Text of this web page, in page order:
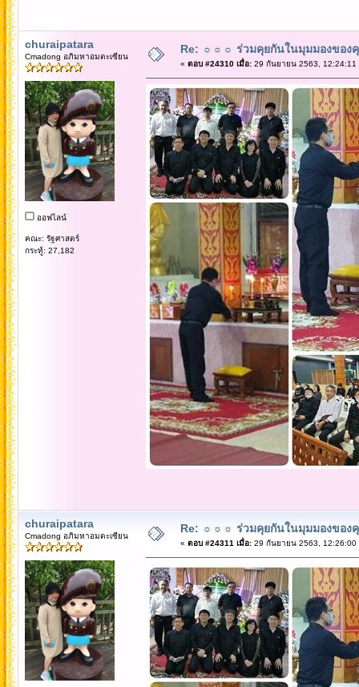
churaipatara
Cmadong อภิมหาอมตะเซียน
ออฟไลน์
คณะ: รัฐศาสตร์
กระทู้: 27,182
Re: ☼☼☼ ร่วมคุยกันในมุมมองของ
« ตอบ #24310 เมื่อ:29 กันยายน 2563, 12:24:11
churaipatara
Cmadong อภิมหาอมตะเซียน
Re: ☼☼☼ ร่วมคุยกันในมุมมองของ
« ตอบ #24311 เมื่อ:29 กันยายน 2563, 12:26:00